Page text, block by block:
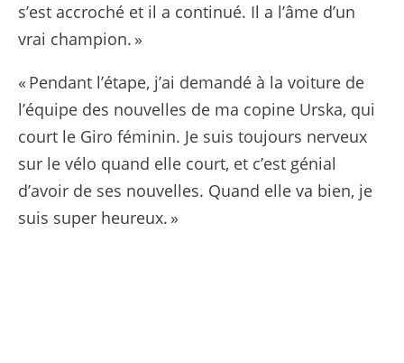
s’est accroché et il a continué. Il a l’âme d’un
vrai champion. »
« Pendant l’étape, j’ai demandé à la voiture de
l’équipe des nouvelles de ma copine Urska, qui
court le Giro féminin. Je suis toujours nerveux
sur le vélo quand elle court, et c’est génial
d’avoir de ses nouvelles. Quand elle va bien, je
suis super heureux. »